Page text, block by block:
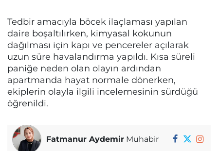
Tedbir amacıyla böcek ilaçlaması yapılan
daire boşaltılırken, kimyasal kokunun
dağılması için kapı ve pencereler açılarak
uzun süre havalandırma yapıldı. Kısa süreli
paniğe neden olan olayın ardından
apartmanda hayat normale dönerken,
ekiplerin olayla ilgili incelemesinin sürdüğü
öğrenildi.
Fatmanur Aydemir Muhabir